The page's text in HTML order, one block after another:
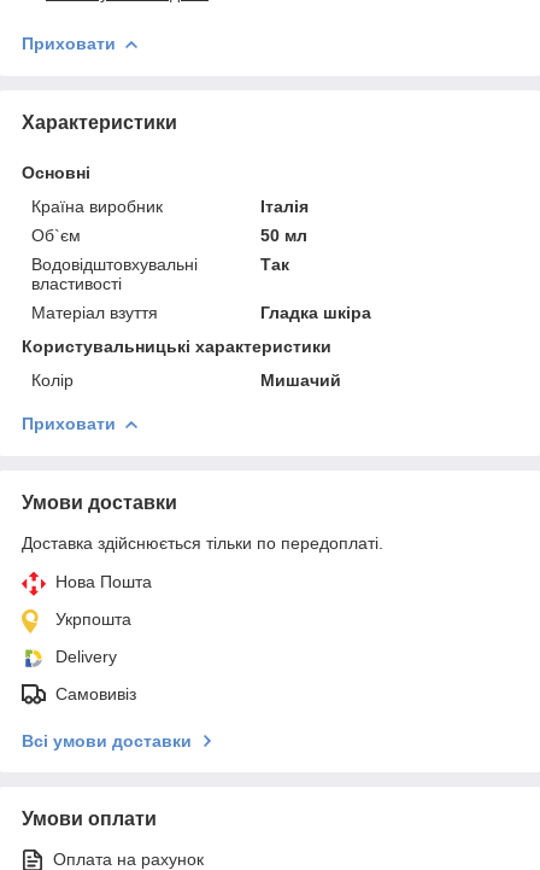
Приховати
Характеристики
Основні
Країна виробник
Італія
Об`єм
50 мл
Водовідштовхувальні
властивості
Так
Матеріал взуття
Гладка шкіра
Користувальницькі характеристики
Колір
Мишачий
Приховати
Умови доставки
Доставка здійснюється тільки по передоплаті.
Нова Пошта
Укрпошта
Delivery
Самовивіз
Всі умови доставки
Умови оплати
Оплата на рахунок